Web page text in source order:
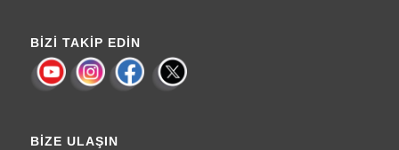
BIZI TAKIP EDIN
BIZE ULAŞIN